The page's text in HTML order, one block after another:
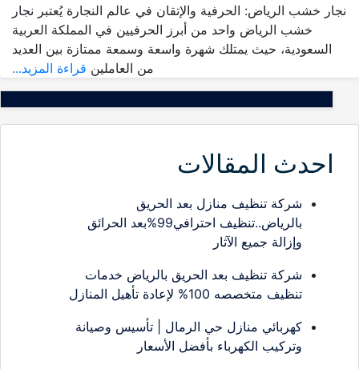
نجار خشب الرياض: الحرفية والإتقان في عالم النجارة يُعتبر نجار
خشب الرياض واحد من أبرز الحرفيين في المملكة العربية
السعودية، حيث يمتلك شهرة واسعة وسمعة ممتازة بين العديد
من العاملين قراءة المزيد...
احدث المقالات
شركة تنظيف منازل بعد الحريق
بالرياض..تنظيف احترافي99%بعد الحرائق
وإزالة جميع الآثار
شركة تنظيف بعد الحريق بالرياض خدمات
تنظيف متخصصه 100% لإعادة تأهيل المنازل
كهربائي منازل حي الرمال | تأسيس وصيانة
وتركيب الكهرباء بأفضل الأسعار